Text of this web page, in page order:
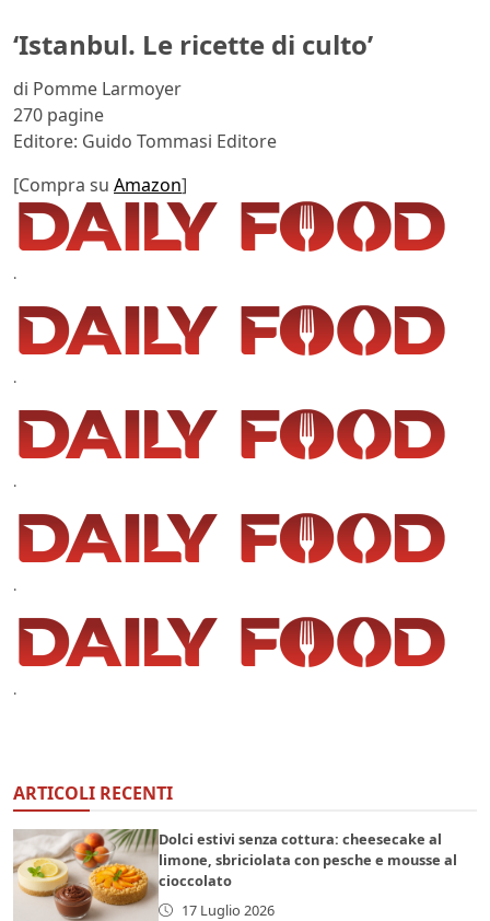
‘Istanbul. Le ricette di culto’
di Pomme Larmoyer
270 pagine
Editore: Guido Tommasi Editore
[Compra su Amazon]
.
.
.
.
.
ARTICOLI RECENTI
Dolci estivi senza cottura: cheesecake al
limone, sbriciolata con pesche e mousse al
cioccolato
17 Luglio 2026